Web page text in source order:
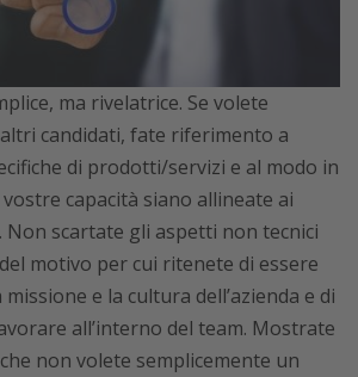
ma rivelatrice. Se volete
candidati, fate riferimento a
di prodotti/servizi e al modo in
capacità siano allineate ai
Non scartate gli aspetti non tecnici
motivo per cui ritenete di essere
e la cultura dell’azienda e di
all’interno del team. Mostrate
non volete semplicemente un